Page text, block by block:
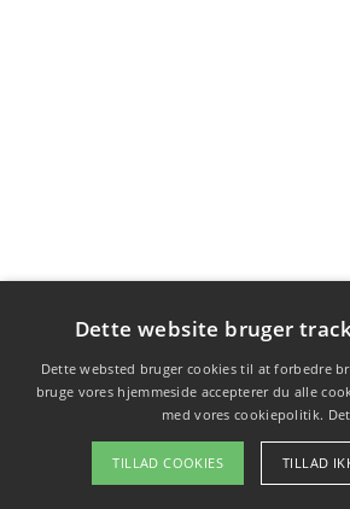
Dette website bruger
Dette websted bruger cookies til at forbedre
bruge vores hjemmeside accepterer du alle
med vores cookiepolitik.
TILLAD COOKIES TILLAD